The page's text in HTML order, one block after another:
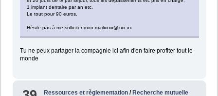
1 implant dentaire par an etc.
Le tout pour 90 euros.
Hésite pas à me solliciter mon mailxxxx@xxx.xx
Tu ne peux partager la compagnie ici afin d'en faire profiter tout le
monde
Ressources et règlementation / Recherche mutuelle